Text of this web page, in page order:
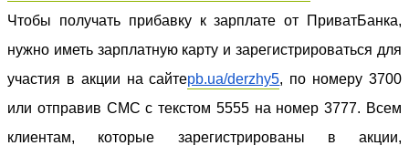
Чтобы получать прибавку к зарплате от ПриватБанка,
нужно иметь зарплатную карту и зарегистрироваться для
участия в акции на сайтеpb.ua/derzhy5, по номеру 3700
или отправив СМС с текстом 5555 на номер 3777. Всем
клиентам, которые зарегистрированы в акции,